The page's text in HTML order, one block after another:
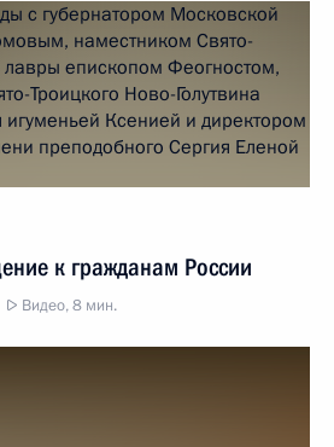
к гражданам России
Видео, 8 мин.